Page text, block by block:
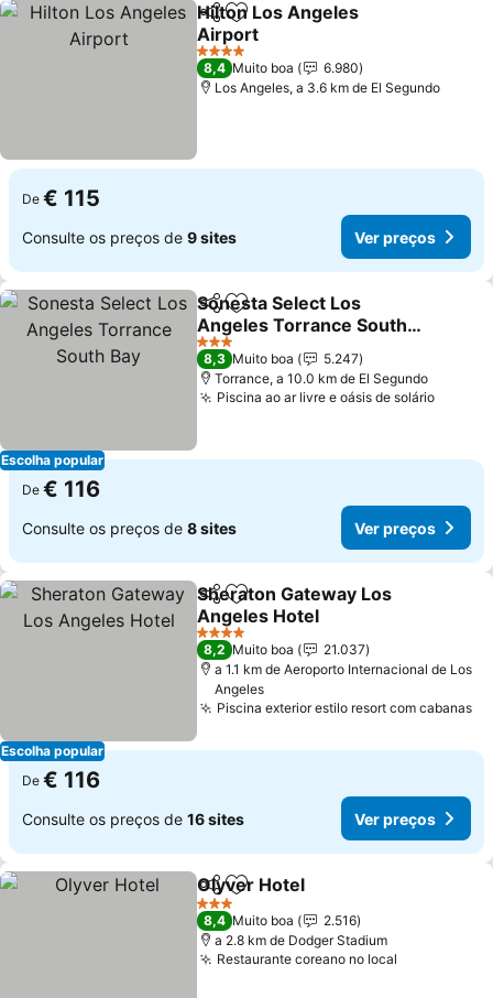
PartilharAdicionar aos favoritos
Hilton Los Angeles
Airport
4 Estrelas
8,4 Muito boa
6.980
Los Angeles, a 3.6 km de El Segundo
De € 115
Consulte os preços de 9 sites Ver preços
Escolha popular
PartilharAdicionar aos favoritos
Sonesta Select Los
Angeles Torrance South
Bay
3 Estrelas
8,3 Muito boa
5.247
Torrance, a 10.0 km de El Segundo
Piscina ao ar livre e oásis de solário
De € 116
Consulte os preços de 8 sites Ver preços
Escolha popular
PartilharAdicionar aos favoritos
Sheraton Gateway Los
Angeles Hotel
4 Estrelas
8,2 Muito boa
21.037
a 1.1 km de Aeroporto Internacional de Los
Angeles
Piscina exterior estilo resort com cabanas
De € 116
Consulte os preços de 16 sites Ver preços
PartilharAdicionar aos favoritos
Olyver Hotel
3 Estrelas
8,4 Muito boa
2.516
a 2.8 km de Dodger Stadium
Restaurante coreano no local